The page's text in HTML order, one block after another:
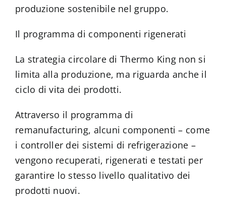
produzione sostenibile nel gruppo.
Il programma di componenti rigenerati
La strategia circolare di Thermo King non si
limita alla produzione, ma riguarda anche il
ciclo di vita dei prodotti.
Attraverso il programma di
remanufacturing, alcuni componenti – come
i controller dei sistemi di refrigerazione –
vengono recuperati, rigenerati e testati per
garantire lo stesso livello qualitativo dei
prodotti nuovi.